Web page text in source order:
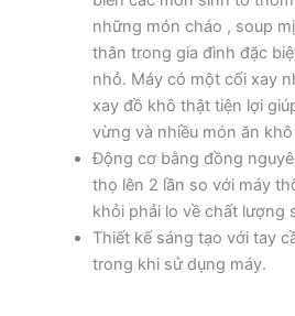
những món cháo , soup
thân trong gia đình đặc
nhỏ. Máy có một cối xay
xay đồ khô thật tiện lợi
vừng và nhiều món ăn
Động cơ bằng đồng
thọ lên 2 lần so với máy
khỏi phải lo về chất lượng
Thiết kế sáng tạo với tay
trong khi sử dụng máy.